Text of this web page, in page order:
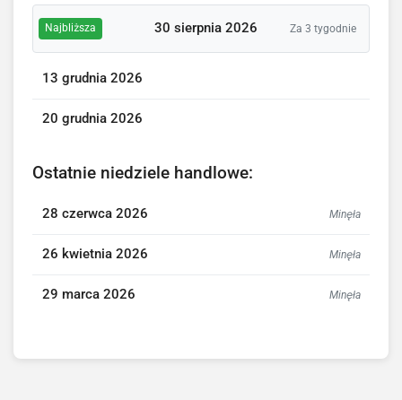
Najbliższa 30 sierpnia 2026 Za 3 tygodnie
13 grudnia 2026
20 grudnia 2026
Ostatnie niedziele handlowe:
28 czerwca 2026 Minęła
26 kwietnia 2026 Minęła
29 marca 2026 Minęła